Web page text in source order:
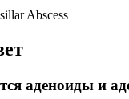
Abscess
аденоиды и